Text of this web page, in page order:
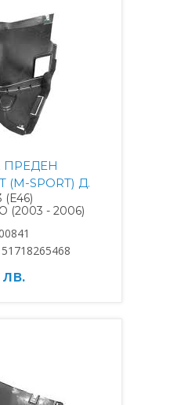
SPORT) Д.
(E46)
(2003 - 2006)
51718265468